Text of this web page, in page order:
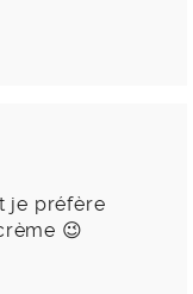
je préfère
😉